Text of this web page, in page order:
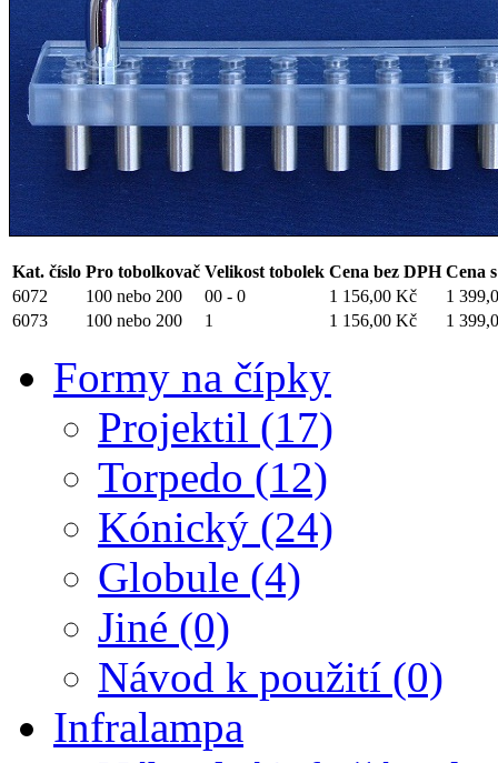
Kat. číslo Pro tobolkovač Velikost tobolek Cena bez DPH Cena
6072
100 nebo 200 00 - 0 1 156,00 Kč
1
6073
100 nebo 200 1 1 156,00 Kč 1
Formy na čípky
Projektil (17)
Torpedo (12)
Kónický (24)
Globule (4)
Jiné (0)
Návod k použití (0)
Infralampa